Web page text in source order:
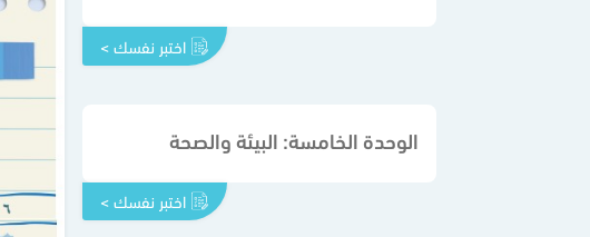
اختبر نفسك >
الوحدة الخامسة: البيئة والصحة
اختبر نفسك >